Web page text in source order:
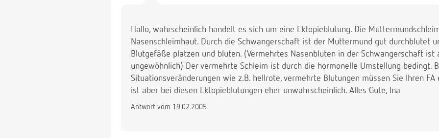
Hallo, wahrscheinlich handelt es sich um eine Ektopieblutung. Die
Nasenschleimhaut. Durch die Schwangerschaft ist der Muttermund gut durchblutet
Blutgefäße platzen und bluten. (Vermehrtes Nasenbluten in der Schwangerschaft ist
ungewöhnlich) Der vermehrte Schleim ist durch die hormonelle Umstellung bedingt.
Situationsveränderungen wie z.B. hellrote, vermehrte Blutungen müssen Sie Ihren FA
ist aber bei diesen Ektopieblutungen eher unwahrscheinlich. Alles Gute, Ina
Antwort vom 19.02.2005